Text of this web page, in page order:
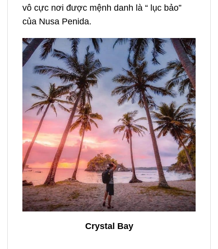
vô cực nơi được mệnh danh là “ lục bảo”
của Nusa Penida.
Crystal Bay